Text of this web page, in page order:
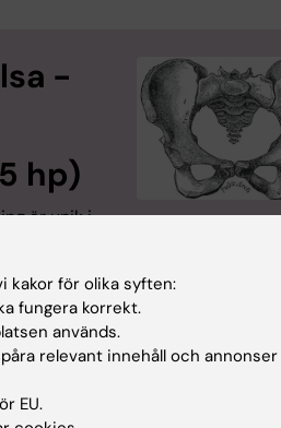
Foto: Karolinska
-
hp)
är unik i
och har
i fokus. Samtliga
förankrad i teorin och innefattar
- prevention och
kakor för olika syften:
fungera korrekt.
används.
relevant innehåll och
EU.